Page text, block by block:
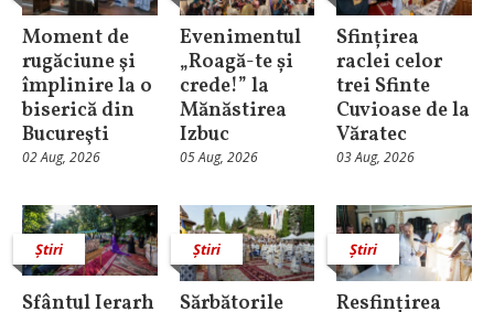
Moment de
rugăciune şi
împlinire la o
biserică din
Bucureşti
02 Aug, 2026
Evenimentul
„Roagă-te și
crede!” la
Mănăstirea
Izbuc
05 Aug, 2026
Sfințirea
raclei celor
trei Sfinte
Cuvioase de la
Văratec
03 Aug, 2026
Știri
Sfântul Ierarh
Știri
Sărbătorile
Știri
Resfințirea